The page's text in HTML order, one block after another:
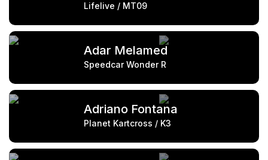
Lifelive / MT09
Adar Melamed
Speedcar Wonder R
Adriano Fontana
Planet Kartcross / K3